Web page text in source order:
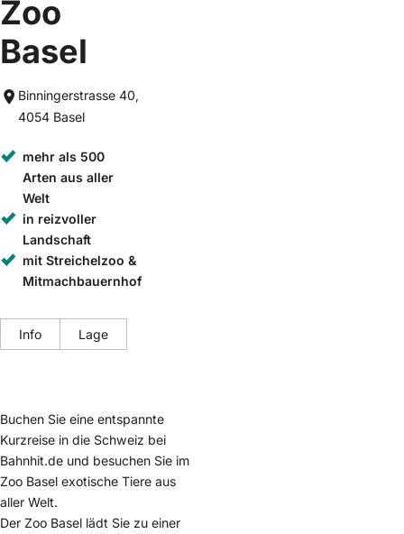
Zoo
Basel
Binningerstrasse 40,
4054 Basel
mehr als 500
Arten aus aller
Welt
in reizvoller
Landschaft
mit Streichelzoo &
Mitmachbauernhof
Info Lage
Buchen Sie eine entspannte
Kurzreise in die Schweiz bei
Bahnhit.de und besuchen Sie im
Zoo Basel exotische Tiere aus
aller Welt.
Der Zoo Basel lädt Sie zu einer